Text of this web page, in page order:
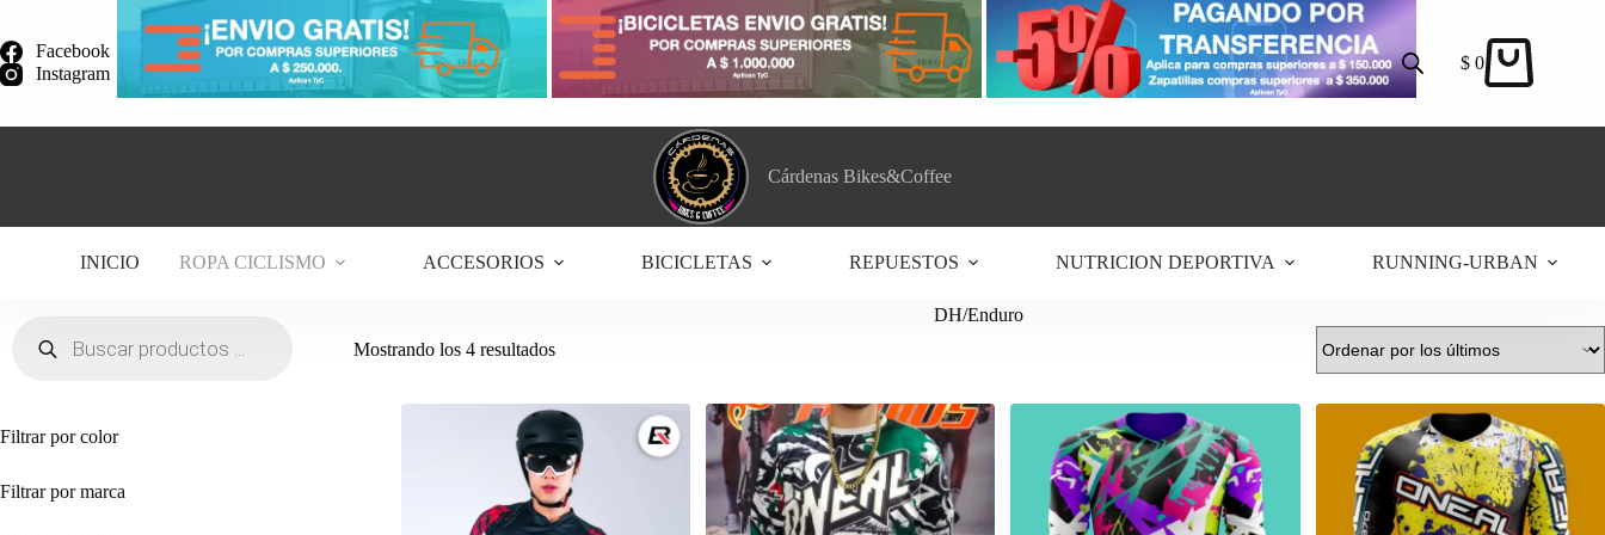
contenidoFacebook
Instagram
Carro
$ 0
Cárdenas Bikes&Coffee
INICIO ROPA CICLISMO ACCESORIOS BICICLETAS REPUESTOS NUTRICION DEPORTIVA RUNNING-URBAN
DH/Enduro
Mostrando los 4 resultadosOrdenado
últimos
productos
Filtrar por color
Filtrar por marca